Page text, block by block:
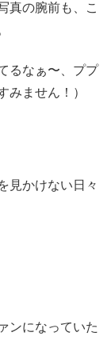
真の腕前も、こ
るなぁ〜、ププ
みません！）
見かけない日々
ンになっていた